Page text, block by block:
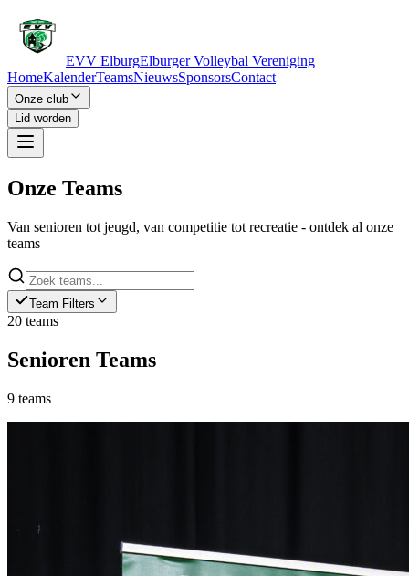
EVV ElburgElburger Volleybal Vereniging
HomeKalenderTeamsNieuwsSponsorsContact
Onze club
Lid worden
Onze Teams
Van senioren tot jeugd, van competitie tot recreatie - ontdek al onze
teams
Team Filters
20 teams
Senioren Teams
9 teams